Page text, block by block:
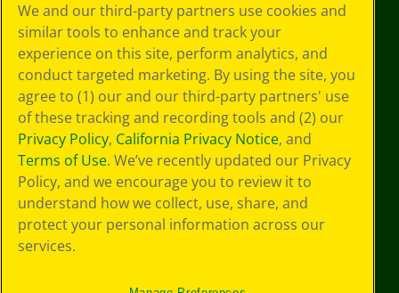
de privacidad
Política de
privacidad
Términos de SMS
GDPR
Aviso de
privacidad de CA
Cookie
Preferences
Condiciones de
uso
Accesibilidad web
Mapa del sitio
We and our third-party partners use cookies and
similar tools to enhance and track your
experience on this site, perform analytics, and
conduct targeted marketing. By using the site, you
agree to (1) our and our third-party partners' use
of these tracking and recording tools and (2) our
Privacy Policy, California Privacy Notice, and
Terms of Use. We’ve recently updated our Privacy
Policy, and we encourage you to review it to
understand how we collect, use, share, and
protect your personal information across our
services.